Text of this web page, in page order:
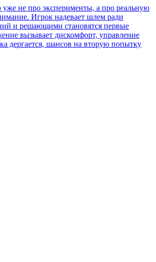
уже не про эксперименты, а про реальную
Игрок надевает шлем ради
и решающими становятся первые
вызывает дискомфорт, управление
дергается, шансов на вторую попытку